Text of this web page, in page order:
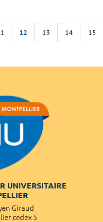
12 13 14 15
UNIVERSITAIRE
Giraud
cedex 5